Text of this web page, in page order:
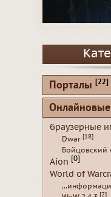
Порталы [22]
браузерные
Dwar [18]
Бойцовский
Aion [0]
World of
[2]